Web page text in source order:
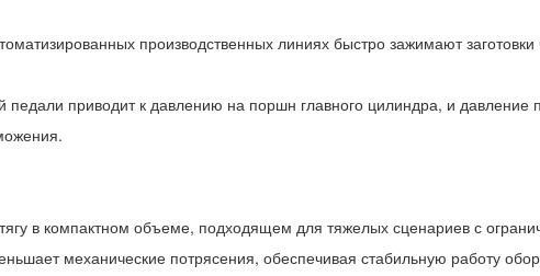
производственных линиях быстро зажимают
приводит к давлению на поршн главного цилиндра, и давление
в компактном объеме, подходящем для тяжелых сценариев с
механические потрясения, обеспечивая стабильную работу